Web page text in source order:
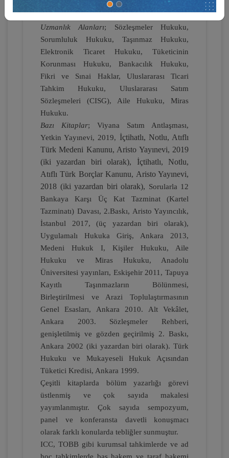
Taşınmaz Hukuku - IV. Medeni Hukuk
Kongresi - VII. Oturum
360 TL
Tüketici Hukuku Enstitüsü
Çocuk Hukuku - IV. Medeni Hukuk
Kongresi - V. Oturum
360 TL Sepete Ekle
Tüketici Hukuku Enstitüsü
Mevzuat Uyumu Sürekli Özel İhtisas
Komisyonu’nda raportörlük (Kasım 1994),
Uzmanlık Alanları; Sözleşmeler Hukuku,
Sorumluluk Hukuku, Taşınmaz Hukuku,
Elektronik Ticaret Hukuku, Tüketicinin
Korunması Hukuku, Bankacılık Hukuku,
Fikri ve Sınai Haklar, Uluslararası Ticari
Tahkim Hukuku, Uluslararası Satım
Sözleşmeleri (CISG), Aile Hukuku, Miras
Hukuku.
Bazı Kitaplar; Viyana Satım Antlaşması,
Yetkin Yayınevi, 2019, İçtihatlı, Notlu, Atıflı
Türk Medeni Kanunu, Aristo Yayınevi, 2019
(iki yazardan biri olarak), İçtihatlı, Notlu,
Atıflı Türk Borçlar Kanunu, Aristo Yayınevi,
2018 (iki yazardan biri olarak), Sorularla 12
Bankaya Karşı Üç Kat Tazminat (Kartel
Tazminatı) Davası, 2.Baskı, Aristo Yayıncılık,
İstanbul 2017, (üç yazardan biri olarak),
Uygulamalı Hukuka Giriş, Ankara 2013,
Medeni Hukuk I, Kişiler Hukuku, Aile
Hukuku ve Miras Hukuku, Anadolu
Üniversitesi yayınları, Eskişehir 2011, Tapuya
Kayıtlı Taşınmazların Bölünmesi,
Birleştirilmesi ve Arazi Toplulaştırmasının
Genel Esasları, Ankara 2010. Alt Vekâlet,
Ankara 2003. Sözleşmeler Rehberi,
genişletilmiş ve gözden geçirilmiş 2. Baskı,
Ankara 2002 (iki yazardan biri olarak). Türk
Hukuku ve Mukayeseli Hukuk Açısından
Tüketici Kredisi, Ankara 1999.
Çeşitli kitaplarda bölüm yazarlığı görevi
üstlenmiş ve çok sayıda makalesi
yayımlanmıştır. Çok sayıda sempozyum,
panel ve konferansta davetli konuşmacı
olarak farklı konularda tebliğler sunmuştur.
ICC, TOBB gibi kurumsal tahkimlerde ve ad
hoc tahkimlerde baş hakem ve taraf hakemi